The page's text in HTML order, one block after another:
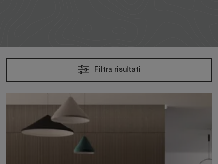
Filtra risultati